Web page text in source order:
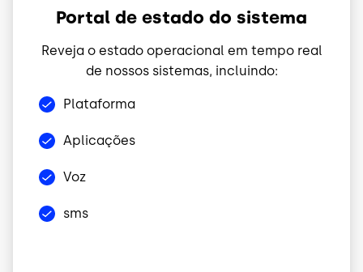
Portal de estado do sistema
Reveja o estado operacional em tempo real
de nossos sistemas, incluindo:
Plataforma
Aplicações
Voz
sms